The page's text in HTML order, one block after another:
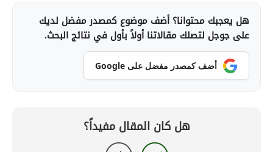
هل يعجبك محتوانا؟ أضف موضوع كمصدر مفضل لديك
على جوجل لتصلك مقالاتنا أولاً بأول في نتائج البحث.
أضف كمصدر مفضل على Google
هل كان المقال مفيداً؟